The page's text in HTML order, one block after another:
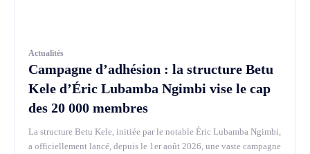
Actualités
Campagne d’adhésion : la structure Betu
Kele d’Éric Lubamba Ngimbi vise le cap
des 20 000 membres
La structure Betu Kele, initiée par le notable Éric Lubamba Ngimbi,
a officiellement lancé, depuis le 1er août 2026, une vaste campagne